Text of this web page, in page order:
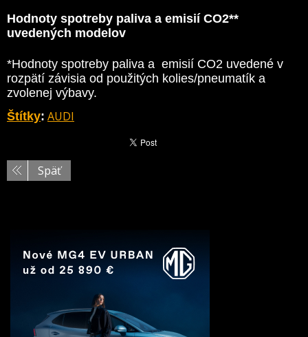
Hodnoty spotreby paliva a emisií CO2**
uvedených modelov
*Hodnoty spotreby paliva a emisií CO2 uvedené v
rozpätí závisia od použitých kolies/pneumatík a
zvolenej výbavy.
Štítky: AUDI
Späť